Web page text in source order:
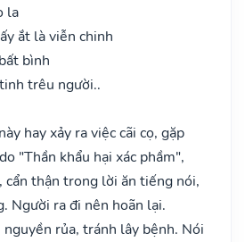
la
ắt là viễn chinh
bình
trêu người..
hay xảy ra việc cãi cọ, gặp
"Thần khẩu hại xác phầm",
cẩn thận trong lời ăn tiếng nói,
Người ra đi nên hoãn lại.
rủa, tránh lây bệnh. Nói